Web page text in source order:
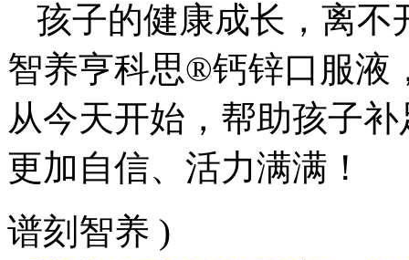
孩子的健康成长，离不
智养亨科思®钙锌口服液
从今天开始，帮助孩子
更加自信、活力满满！
谱刻智养 )